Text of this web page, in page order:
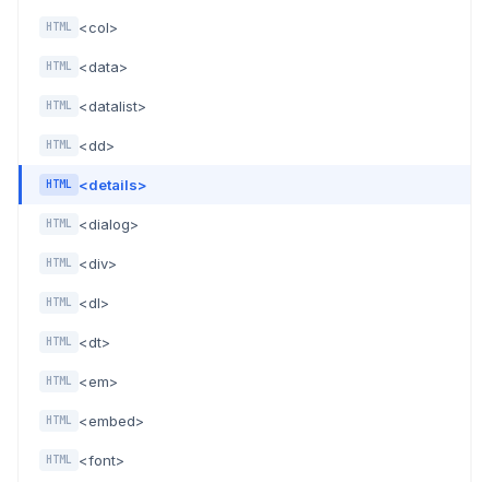
HTML <col>
HTML <data>
HTML <datalist>
HTML <dd>
HTML <details>
HTML <dialog>
HTML <div>
HTML <dl>
HTML <dt>
HTML <em>
HTML <embed>
HTML <font>